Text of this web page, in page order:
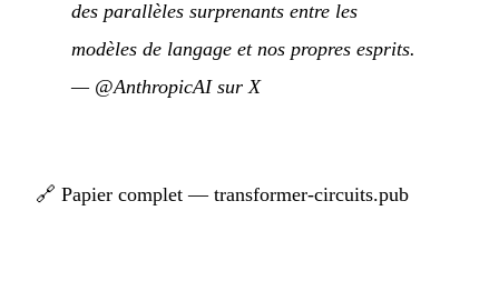
des parallèles surprenants entre les
modèles de langage et nos propres esprits.
— @AnthropicAI sur X
🔗 Papier complet — transformer-circuits.pub